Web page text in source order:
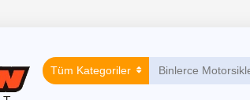
Tüm Kategoriler